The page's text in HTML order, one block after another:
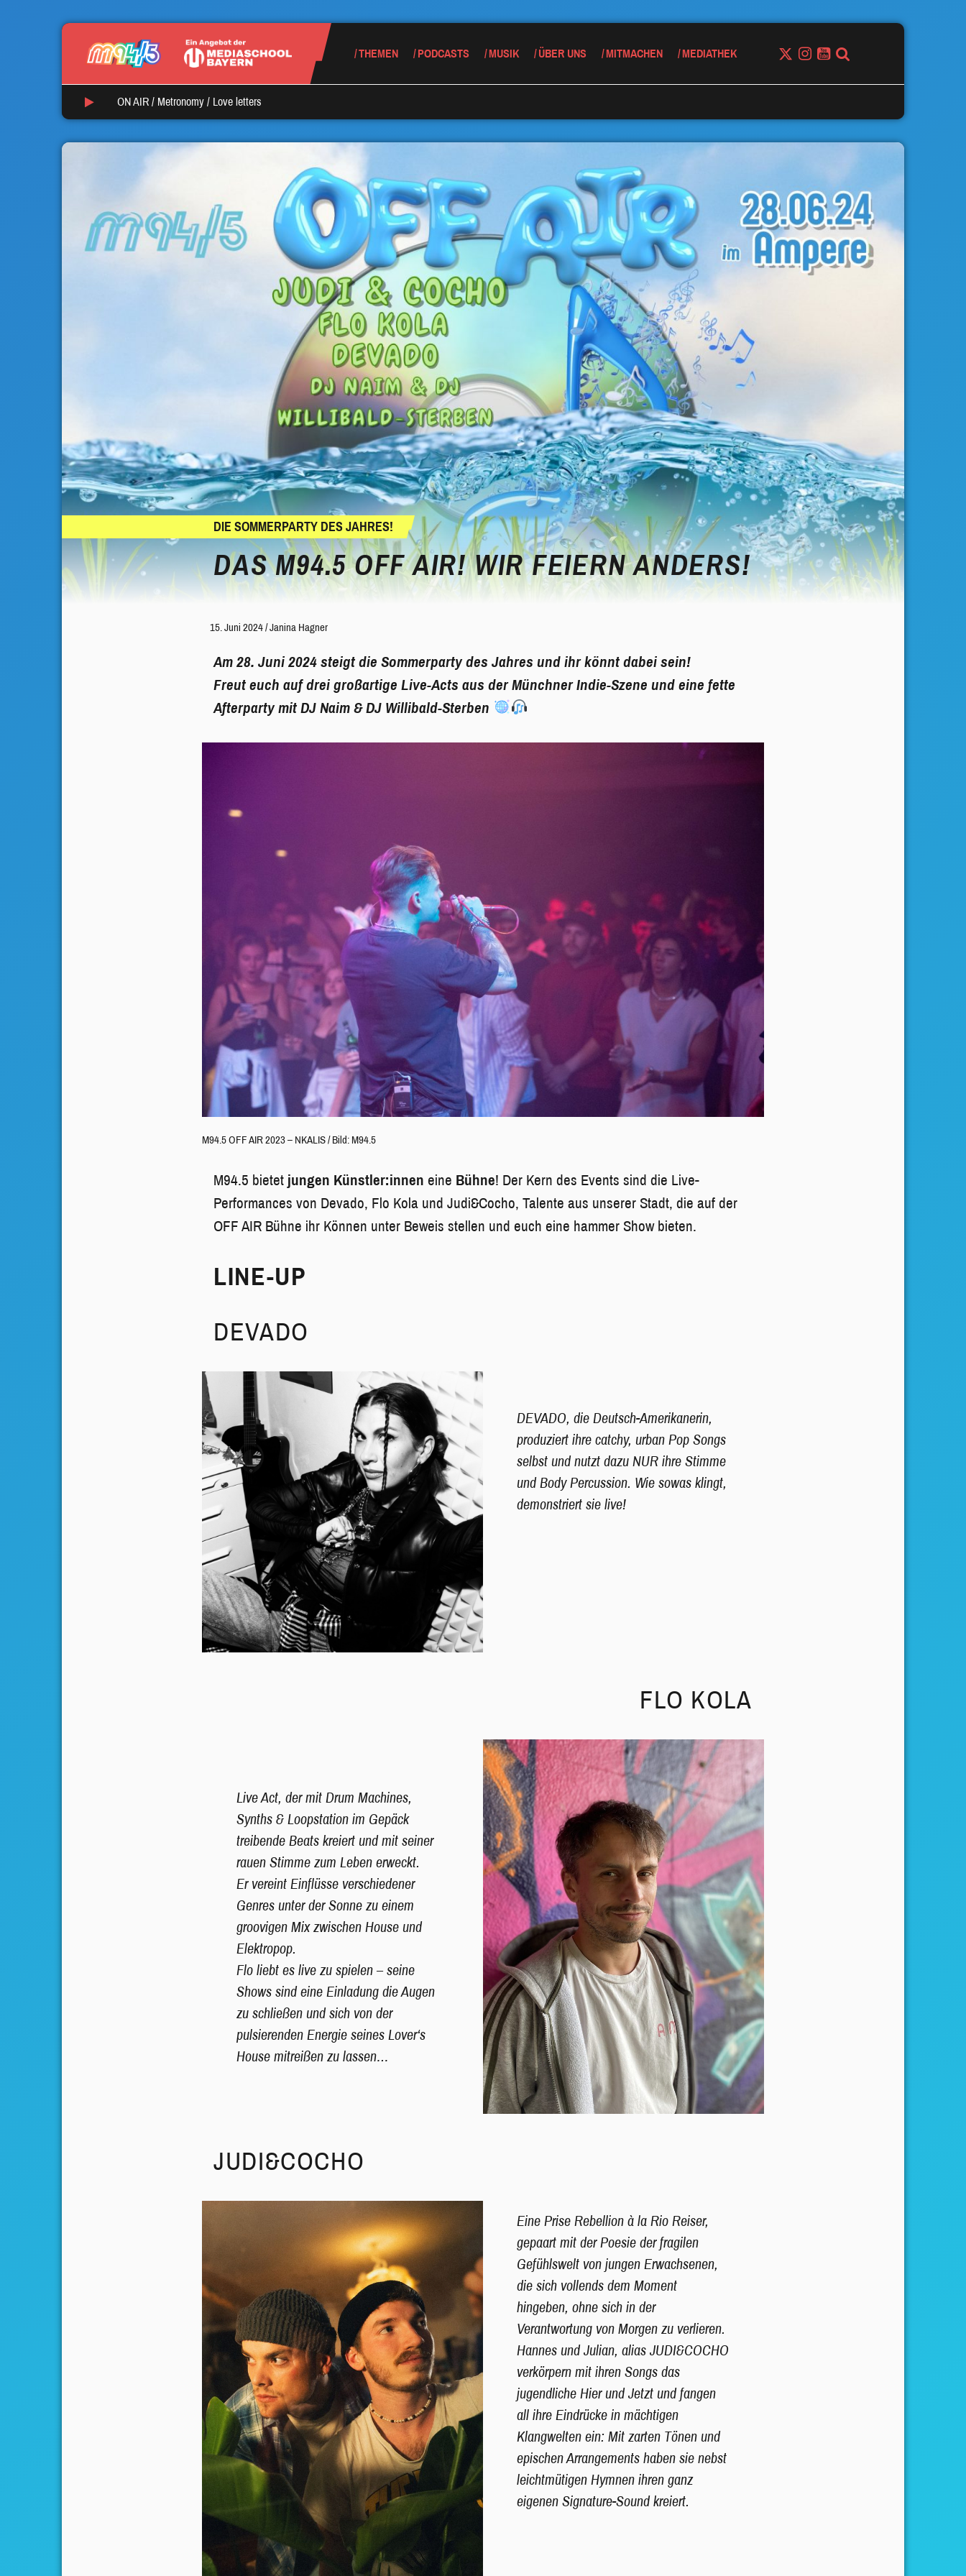
THEMEN PODCASTS MUSIK ÜBER UNS MITMACHEN MEDIATHEK
ON AIR / Metronomy / Love letters
DIE SOMMERPARTY DES JAHRES!
DAS M94.5 OFF AIR! WIR FEIERN ANDERS!
15. Juni 2024/Janina Hagner
Am 28. Juni 2024 steigt die Sommerparty des Jahres und ihr könnt dabei sein!
Freut euch auf drei großartige Live-Acts aus der Münchner Indie-Szene und eine fette
Afterparty mit DJ Naim & DJ Willibald-Sterben
M94.5 OFF AIR 2023 – NKALIS / Bild: M94.5
M94.5 bietet jungen Künstler:innen eine Bühne! Der Kern des Events sind die Live-
Performances von Devado, Flo Kola und Judi&Cocho, Talente aus unserer Stadt, die auf der
OFF AIR Bühne ihr Können unter Beweis stellen und euch eine hammer Show bieten.
LINE-UP
DEVADO
DEVADO, die Deutsch-Amerikanerin,
produziert ihre catchy, urban Pop Songs
selbst und nutzt dazu NUR ihre Stimme
und Body Percussion. Wie sowas klingt,
demonstriert sie live!
FLO KOLA
Live Act, der mit Drum Machines,
Synths & Loopstation im Gepäck
treibende Beats kreiert und mit seiner
rauen Stimme zum Leben erweckt.
Er vereint Einflüsse verschiedener
Genres unter der Sonne zu einem
groovigen Mix zwischen House und
Elektropop.
Flo liebt es live zu spielen – seine
Shows sind eine Einladung die Augen
zu schließen und sich von der
pulsierenden Energie seines Lover‘s
House mitreißen zu lassen…
JUDI&COCHO
Eine Prise Rebellion à la Rio Reiser,
gepaart mit der Poesie der fragilen
Gefühlswelt von jungen Erwachsenen,
die sich vollends dem Moment
hingeben, ohne sich in der
Verantwortung von Morgen zu verlieren.
Hannes und Julian, alias JUDI&COCHO
verkörpern mit ihren Songs das
jugendliche Hier und Jetzt und fangen
all ihre Eindrücke in mächtigen
Klangwelten ein: Mit zarten Tönen und
epischen Arrangements haben sie nebst
leichtmütigen Hymnen ihren ganz
eigenen Signature-Sound kreiert.